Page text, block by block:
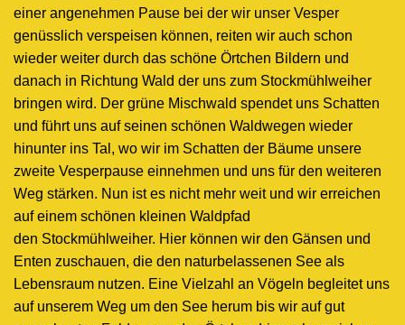
einer angenehmen Pause bei der wir unser Vesper
genüsslich verspeisen können, reiten wir auch schon
wieder weiter durch das schöne Örtchen Bildern und
danach in Richtung Wald der uns zum Stockmühlweiher
bringen wird. Der grüne Mischwald spendet uns Schatten
und führt uns auf seinen schönen Waldwegen wieder
hinunter ins Tal, wo wir im Schatten der Bäume unsere
zweite Vesperpause einnehmen und uns für den weiteren
Weg stärken. Nun ist es nicht mehr weit und wir erreichen
auf einem schönen kleinen Waldpfad
den Stockmühlweiher. Hier können wir den Gänsen und
Enten zuschauen, die den naturbelassenen See als
Lebensraum nutzen. Eine Vielzahl an Vögeln begleitet uns
auf unserem Weg um den See herum bis wir auf gut